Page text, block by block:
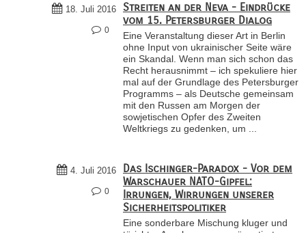
18. Juli 2016
0
Streiten an der Neva - Eindrücke
vom 15. Petersburger Dialog
Eine Veranstaltung dieser Art in Berlin
ohne Input von ukrainischer Seite wäre
ein Skandal. Wenn man sich schon das
Recht herausnimmt – ich spekuliere hier
mal auf der Grundlage des Petersburger
Programms – als Deutsche gemeinsam
mit den Russen am Morgen der
sowjetischen Opfer des Zweiten
Weltkriegs zu gedenken, um ...
4. Juli 2016
0
Das Ischinger-Paradox - Vor dem
Warschauer NATO-Gipfel:
Irrungen, Wirrungen unserer
Sicherheitspolitiker
Eine sonderbare Mischung kluger und